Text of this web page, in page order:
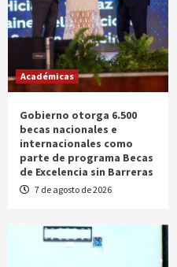
Académicas
Gobierno otorga 6.500
becas nacionales e
internacionales como
parte de programa Becas
de Excelencia sin Barreras
7 de agosto de 2026